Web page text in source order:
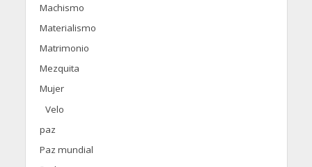
Machismo
Materialismo
Matrimonio
Mezquita
Mujer
Velo
paz
Paz mundial